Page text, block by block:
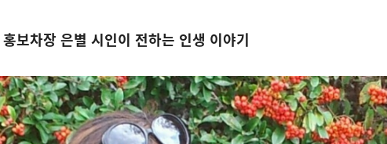
보차장 은별 시인이 전하는 인생 이야기